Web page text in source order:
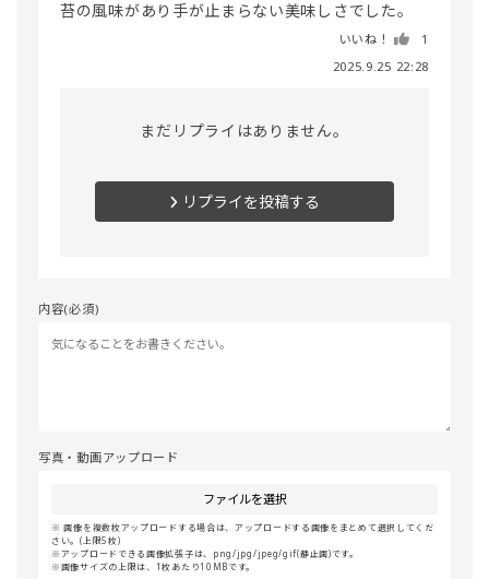
苔の風味があり手が止まらない美味しさでした。
いいね！
1
2025.9.25 22:28
まだリプライはありません。
リプライを投稿する
内容(必須)
写真・動画アップロード
ファイルを選択
画像を複数枚アップロードする場合は、アップロードする画像をまとめて選択してくだ
さい。(上限5枚)
アップロードできる画像拡張子は、png/jpg/jpeg/gif(静止画)です。
画像サイズの上限は、1枚あたり10MBです。